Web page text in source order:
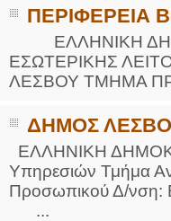
ΠΕΡΙΦΕΡΕΙΑ
ΕΛΛΗΝΙΚΗ
ΕΣΩΤΕΡΙΚΗΣ
ΛΕΣΒΟΥ ΤΜΗΜΑ
ΔΗΜΟΣ
ΕΛΛΗΝΙΚΗ
Υπηρεσιών Τμήμα
Προσωπικού Δ/νση:
...